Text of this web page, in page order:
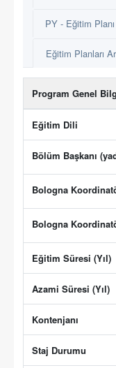
PY - Eğitim
Eğitim Planları
Program Genel
Eğitim Dili
Bölüm Başkanı
Bologna
Bologna
Eğitim Süresi (Yıl)
Azami Süresi (Yıl)
Kontenjanı
Staj Durumu